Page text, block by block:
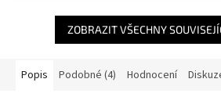
ZOBRAZIT VŠECHNY
Popis Podobné (4) Hodnocení